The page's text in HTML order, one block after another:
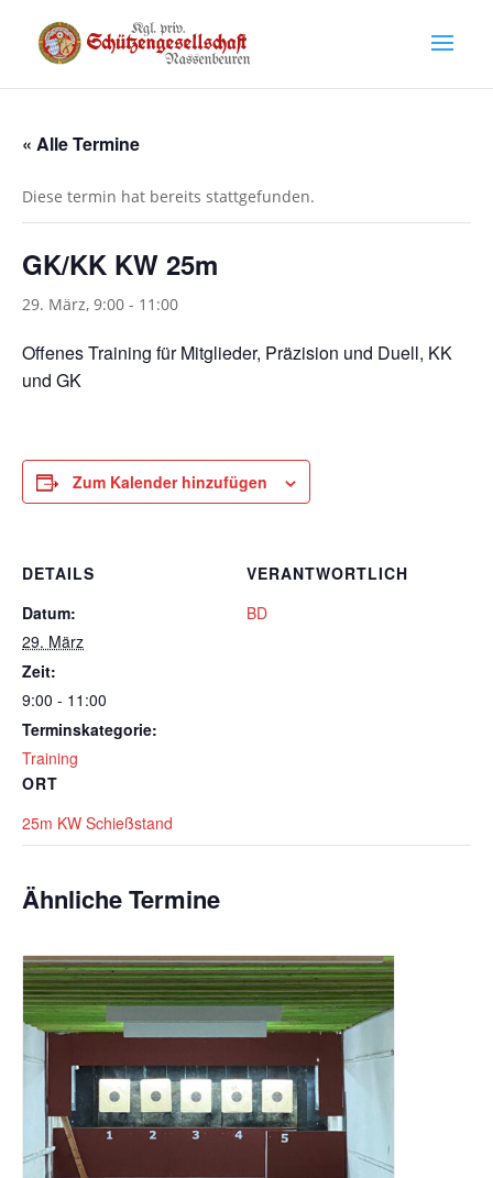
« Alle Termine
Diese termin hat bereits stattgefunden.
GK/KK KW 25m
29. März, 9:00 - 11:00
Offenes Training für Mitglieder, Präzision und Duell, KK
und GK
Zum Kalender hinzufügen
DETAILS
Datum:
29. März
Zeit:
9:00 - 11:00
Terminskategorie:
Training
ORT
25m KW Schießstand
VERANTWORTLICH
BD
Ähnliche Termine